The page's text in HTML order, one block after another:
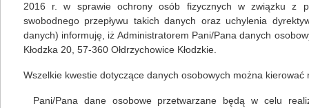
Filie listopad 2013
Listopadowy Liść Adamajtisa 2013
Mariola Huzar, własne 22.11.2013
2016 r. w sprawie ochrony osób fizycznych w związku z
swobodnego przepływu takich danych oraz uchylenia
danych) informuję, iż Administratorem Pani/Pana danych
Kłodzka 20, 57-360 Ołdrzychowice Kłodzkie.
Wszelkie kwestie dotyczące danych osobowych można
Pani/Pana dane osobowe przetwarzane będą w celu